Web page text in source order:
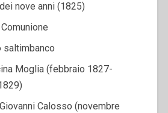
nove anni (1825)
saltimbanco
Moglia (febbraio 1827-
Calosso (novembre